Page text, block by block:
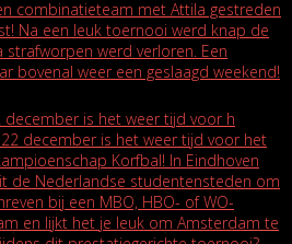
december is het weer tijd voor h